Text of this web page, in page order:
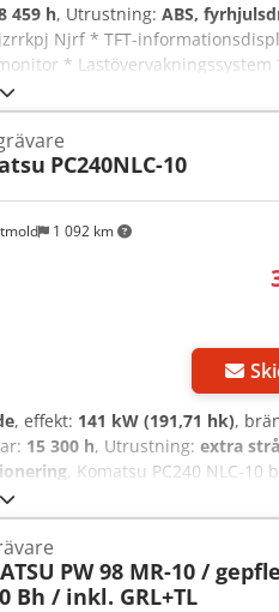
459 h, Utrustning: ABS,
Njrf * TFT-
*
TCS ----Fordonsnummer 12318
1 092 km
PC240NLC-10
, effekt: 141 kW (191,71 hk),
15 300 h, Utrustning: extra
, Komatsu PC240 NLC-10
snabbfäste, i rent
möjligt. Visning möjlig efter
Cedoxwwzdopfx Ab Nsrf
PW 98 MR-10 /
Bh / inkl. GRL+TL